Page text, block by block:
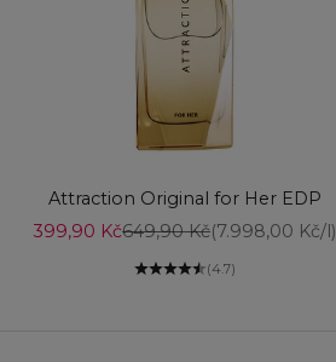
Attraction Original for Her EDP
Prodejní cena
399,90 KčBěžná cena
649,90 Kč(7.998,00 Kč/l)
(4.7)